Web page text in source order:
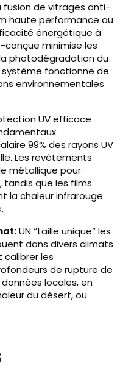
fusion de vitrages anti-
haute performance au
énergétique à
minimise les
photodégradation du
système fonctionne de
environnementales
UV efficace
99% des rayons UV
Les revêtements
métallique pour
tandis que les films
la chaleur infrarouge
UN “taille unique” les
dans divers climats
calibrer les
de rupture de
locales, en
du désert, ou